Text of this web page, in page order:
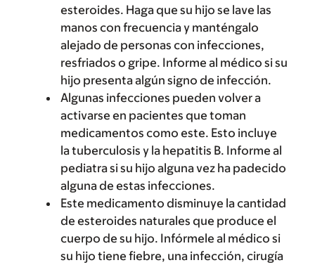
esteroides. Haga que su hijo se lave las
manos con frecuencia y manténgalo
alejado de personas con infecciones,
resfriados o gripe. Informe al médico si su
hijo presenta algún signo de infección.
Algunas infecciones pueden volver a
activarse en pacientes que toman
medicamentos como este. Esto incluye
la tuberculosis y la hepatitis B. Informe al
pediatra si su hijo alguna vez ha padecido
alguna de estas infecciones.
Este medicamento disminuye la cantidad
de esteroides naturales que produce el
cuerpo de su hijo. Infórmele al médico si
su hijo tiene fiebre, una infección, cirugía